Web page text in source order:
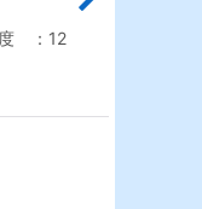
度 ：12